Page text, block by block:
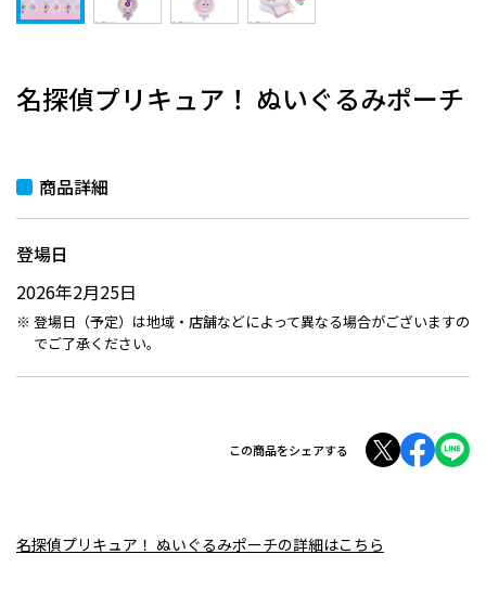
名探偵プリキュア！ ぬいぐるみポーチ
商品詳細
登場日
2026年2月25日
登場日（予定）は地域・店舗などによって異なる場合がございますの
でご了承ください。
この商品をシェアする
名探偵プリキュア！ ぬいぐるみポーチの詳細はこちら